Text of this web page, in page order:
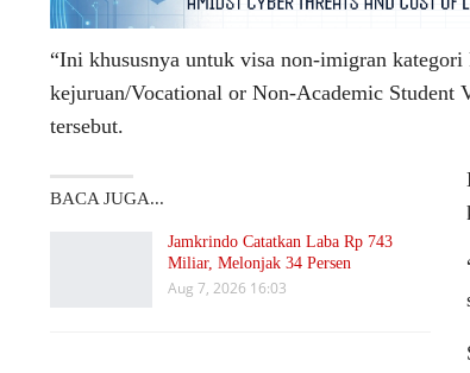
“Ini khususnya untuk visa non-imigran
kejuruan/Vocational or Non-Academic Student
tersebut.
BACA JUGA...
Jamkrindo Catatkan Laba Rp 743
Miliar, Melonjak 34 Persen
Aug 7, 2026 16:03